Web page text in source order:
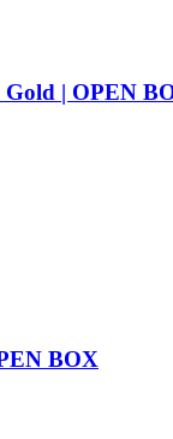
| OPEN
BOX